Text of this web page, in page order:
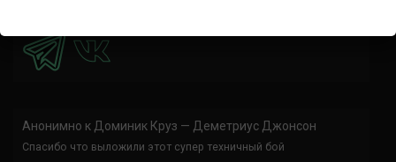
Анонимно к Доминик Круз — Деметриус Джонсон
Спасибо что выложили этот супер техничный бой